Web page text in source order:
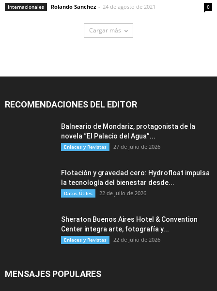
Internacionales Rolando Sanchez - 24 de agosto de 2021 0
Cargar más
RECOMENDACIONES DEL EDITOR
Balneario de Mondariz, protagonista de la
novela “El Palacio del Agua”...
Enlaces y Revistas 27 de julio de 2026
Flotación y gravedad cero: Hydrofloat impulsa
la tecnología del bienestar desde...
Datos Útiles 22 de julio de 2026
Sheraton Buenos Aires Hotel & Convention
Center integra arte, fotografía y...
Enlaces y Revistas 22 de julio de 2026
MENSAJES POPULARES